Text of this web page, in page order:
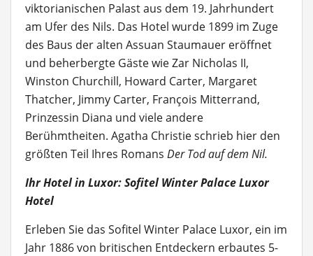
viktorianischen Palast aus dem 19. Jahrhundert
am Ufer des Nils. Das Hotel wurde 1899 im Zuge
des Baus der alten Assuan Staumauer eröffnet
und beherbergte Gäste wie Zar Nicholas II,
Winston Churchill, Howard Carter, Margaret
Thatcher, Jimmy Carter, François Mitterrand,
Prinzessin Diana und viele andere
Berühmtheiten. Agatha Christie schrieb hier den
größten Teil Ihres Romans Der Tod auf dem Nil.
Ihr Hotel in Luxor: Sofitel Winter Palace Luxor
Hotel
Erleben Sie das Sofitel Winter Palace Luxor, ein im
Jahr 1886 von britischen Entdeckern erbautes 5-